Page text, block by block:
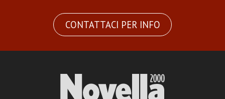
CONTATTACI PER INFO